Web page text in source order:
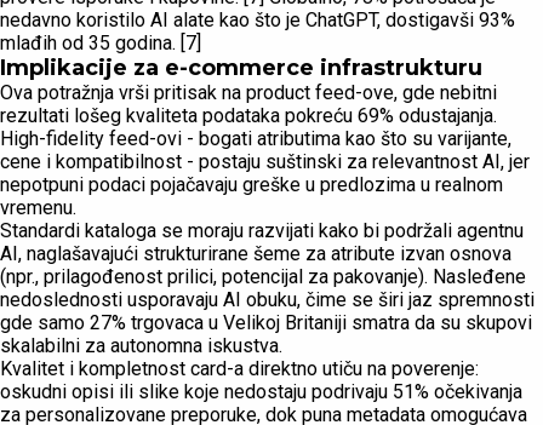
nedavno koristilo AI alate kao što je ChatGPT, dostigavši 93%
mlađih od 35 godina. [7]
Implikacije za e-commerce infrastrukturu
Ova potražnja vrši pritisak na product feed-ove, gde nebitni
rezultati lošeg kvaliteta podataka pokreću 69% odustajanja.
High-fidelity feed-ovi - bogati atributima kao što su varijante,
cene i kompatibilnost - postaju suštinski za relevantnost AI, jer
nepotpuni podaci pojačavaju greške u predlozima u realnom
vremenu.
Standardi kataloga se moraju razvijati kako bi podržali agentnu
AI, naglašavajući strukturirane šeme za atribute izvan osnova
(npr., prilagođenost prilici, potencijal za pakovanje). Nasleđene
nedoslednosti usporavaju AI obuku, čime se širi jaz spremnosti
gde samo 27% trgovaca u Velikoj Britaniji smatra da su skupovi
skalabilni za autonomna iskustva.
Kvalitet i kompletnost card-a direktno utiču na poverenje:
oskudni opisi ili slike koje nedostaju podrivaju 51% očekivanja
za personalizovane preporuke, dok puna metadata omogućava